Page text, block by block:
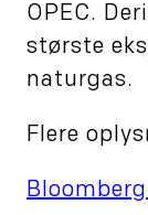
OPEC.
største
naturgas.
Flere